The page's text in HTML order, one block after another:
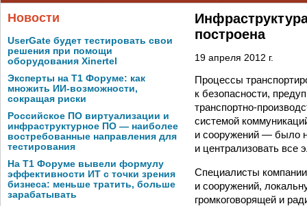
Новости
UserGate будет тестировать свои
решения при помощи
оборудования Xinertel
Эксперты на Т1 Форуме: как
множить ИИ-возможности,
сокращая риски
Российское ПО виртуализации и
инфраструктурное ПО — наиболее
востребованные направления для
тестирования
На Т1 Форуме вывели формулу
эффективности ИТ с точки зрения
бизнеса: меньше тратить, больше
зарабатывать
построена
19 апреля 2012 г.
Процессы
к безопасности,
транспортно-
системой
и сооружений — было
и централизовать все
Специалисты
и сооружений,
громкоговорящей и